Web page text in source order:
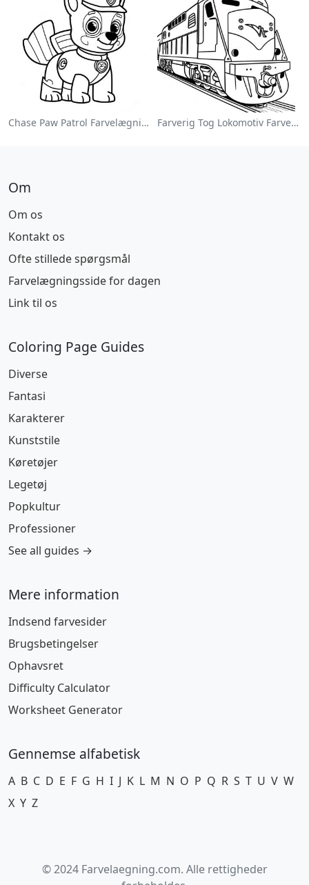
Chase Paw Patrol Farvelægningsside Farverig Tog Lokomotiv Farvelægningsside
Om
Om os
Kontakt os
Ofte stillede spørgsmål
Farvelægningsside for dagen
Link til os
Coloring Page Guides
Diverse
Fantasi
Karakterer
Kunststile
Køretøjer
Legetøj
Popkultur
Professioner
See all guides →
Mere information
Indsend farvesider
Brugsbetingelser
Ophavsret
Difficulty Calculator
Worksheet Generator
Gennemse alfabetisk
A B C D E F G H I J K L M N O P Q R S T U V W
X Y Z
© 2024 Farvelaegning.com. Alle rettigheder